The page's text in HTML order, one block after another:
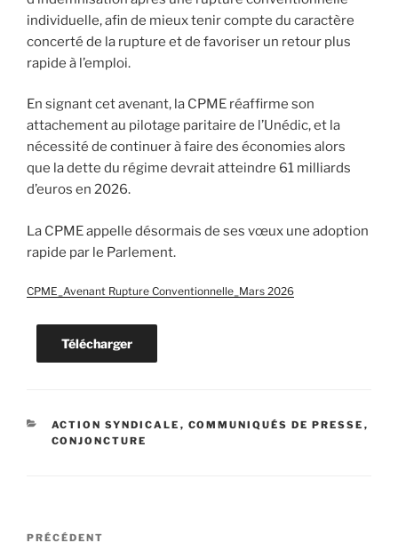
individuelle, afin de mieux tenir compte du caractère
concerté de la rupture et de favoriser un retour plus
rapide à l’emploi.
En signant cet avenant, la CPME réaffirme son
attachement au pilotage paritaire de l’Unédic, et la
nécessité de continuer à faire des économies alors
que la dette du régime devrait atteindre 61 milliards
d’euros en 2026.
La CPME appelle désormais de ses vœux une adoption
rapide par le Parlement.
CPME_Avenant Rupture Conventionnelle_Mars 2026
Télécharger
CATÉGORIES
ACTION SYNDICALE , COMMUNIQUÉS DE PRESSE ,
CONJONCTURE
Navigation
Article
PRÉCÉDENT